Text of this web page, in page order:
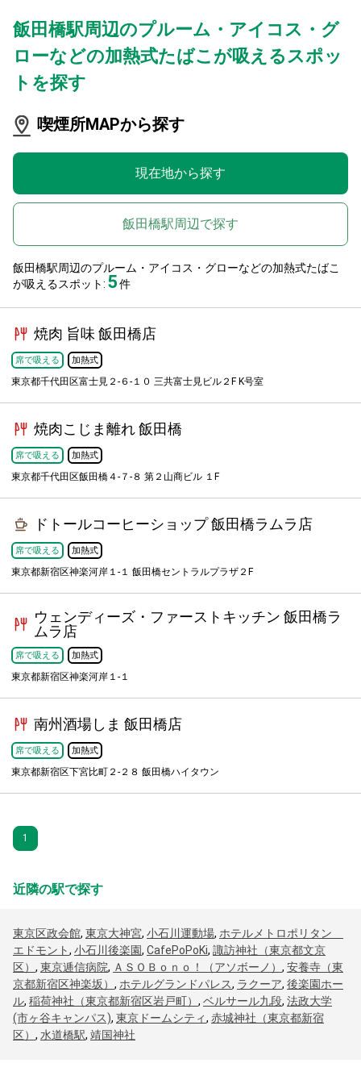
飯田橋駅周辺のプルーム・アイコス・グ
ローなどの加熱式たばこが吸えるスポッ
トを探す
喫煙所MAPから探す
現在地から探す
飯田橋駅周辺で探す
飯田橋駅周辺のプルーム・アイコス・グローなどの加熱式たばこ
が吸えるスポット: 5件
焼肉 旨味 飯田橋店
席で吸える 加熱式
東京都千代田区富士見２-６-１０ 三共富士見ビル２F K号室
焼肉こじま離れ 飯田橋
席で吸える 加熱式
東京都千代田区飯田橋４-７-８ 第２山商ビル １F
ドトールコーヒーショップ 飯田橋ラムラ店
席で吸える 加熱式
東京都新宿区神楽河岸１-１ 飯田橋セントラルプラザ２F
ウェンディーズ・ファーストキッチン 飯田橋ラ
ムラ店
席で吸える 加熱式
東京都新宿区神楽河岸１-１
南州酒場しま 飯田橋店
席で吸える 加熱式
東京都新宿区下宮比町２-２８ 飯田橋ハイタウン
1
近隣の駅で探す
東京区政会館, 東京大神宮, 小石川運動場, ホテルメトロポリタン
エドモント, 小石川後楽園, CafePoPoKi, 諏訪神社（東京都文京
区） , 東京逓信病院, ＡＳＯＢｏｎｏ！（アソボーノ） , 安養寺（東
京都新宿区神楽坂） , ホテルグランドパレス, ラクーア, 後楽園ホー
ル, 稲荷神社（東京都新宿区岩戸町） , ベルサール九段, 法政大学
(市ヶ谷キャンパス), 東京ドームシティ, 赤城神社（東京都新宿
区） , 水道橋駅, 靖国神社